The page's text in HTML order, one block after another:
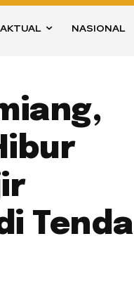
AKTUAL NASIONAL
Tenda